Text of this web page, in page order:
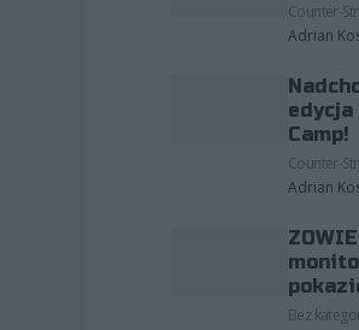
Counter-
Adrian
edycja
Camp!
Counter-
Adrian
Bez